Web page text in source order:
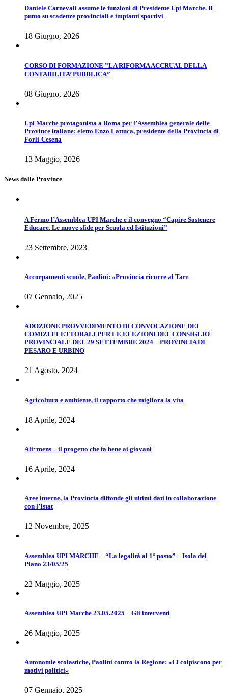
Daniele Carnevali assume le funzioni di Presidente Upi Marche. Il
punto su scadenze provinciali e impianti sportivi
18 Giugno, 2026
CORSO DI FORMAZIONE ”LA RIFORMA ACCRUAL DELLA
CONTABILITA’ PUBBLICA”
08 Giugno, 2026
Upi Marche protagonista a Roma per l’Assemblea generale delle
Province italiane: eletto Enzo Lattuca, presidente della Provincia di
Forlì-Cesena
13 Maggio, 2026
News dalle Province
A Fermo l’Assemblea UPI Marche e il convegno “Capire Sostenere
Educare. Le nuove sfide per Scuola ed Istituzioni”
23 Settembre, 2023
Accorpamenti scuole, Paolini: «Provincia ricorre al Tar»
07 Gennaio, 2025
ADOZIONE PROVVEDIMENTO DI CONVOCAZIONE DEI
COMIZI ELETTORALI PER LE ELEZIONI DEL CONSIGLIO
PROVINCIALE DEL 29 SETTEMBRE 2024 – PROVINCIA DI
PESARO E URBINO
21 Agosto, 2024
Agricoltura e ambiente, il rapporto che migliora la vita
18 Aprile, 2024
Ali~mens – il progetto che fa bene ai giovani
16 Aprile, 2024
Aree interne, la Provincia diffonde gli ultimi dati in collaborazione
con l’Istat
12 Novembre, 2025
Assemblea UPI MARCHE – “La legalità al 1° posto” – Isola del
Piano 23/05/25
22 Maggio, 2025
Assemblea UPI Marche 23.05.2025 – Gli interventi
26 Maggio, 2025
Autonomie scolastiche, Paolini contro la Regione: «Ci colpiscono per
motivi politici»
07 Gennaio, 2025